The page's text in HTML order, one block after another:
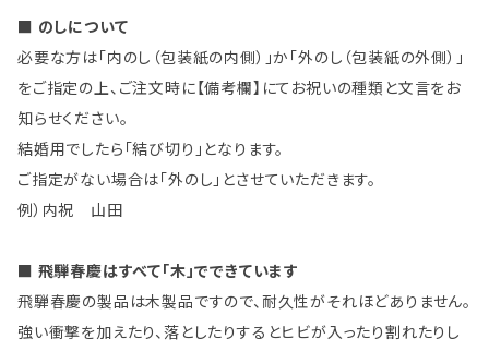
■ のしについて
必要な方は「内のし（包装紙の内側）」か「外のし（包装紙の外側）」
をご指定の上、ご注文時に【備考欄】にてお祝いの種類と文言をお
知らせください。
結婚用でしたら「結び切り」となります。
ご指定がない場合は「外のし」とさせていただきます。
例）内祝 山田
■ 飛騨春慶はすべて「木」でできています
飛騨春慶の製品は木製品ですので、耐久性がそれほどありません。
強い衝撃を加えたり、落としたりするとヒビが入ったり割れたりし